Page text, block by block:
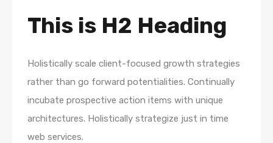
This is H2 Heading
Holistically scale client-focused growth strategies
rather than go forward potentialities. Continually
incubate prospective action items with unique
architectures. Holistically strategize just in time
web services.